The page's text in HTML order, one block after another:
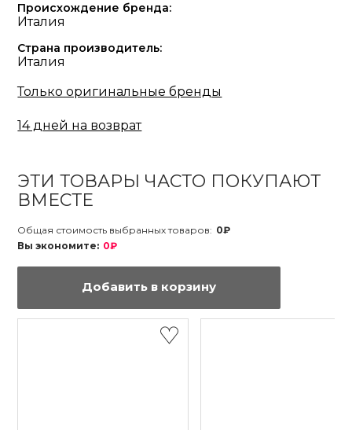
Происхождение бренда:
Италия
Страна производитель:
Италия
Только оригинальные бренды
14 дней на возврат
ЭТИ ТОВАРЫ ЧАСТО ПОКУПАЮТ
ВМЕСТЕ
Общая стоимость выбранных товаров: 0₽
Вы экономите: 0₽
Добавить в корзину